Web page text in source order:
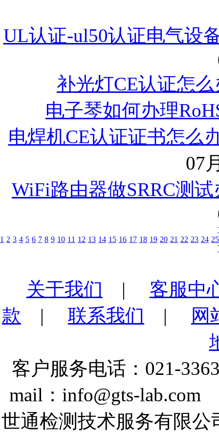
UL认证-ul50认证电气设
补光灯CE认证怎
电子琴如何办理
电焊机CE认证证书怎么
07
WiFi路由器做SRRC测
1 2 3 4 5 6 7 8 9 10 11 12 13 14 15 16 17 18 19 20 21 22 23 24 25
关于我们 | 客服中
款 | 联系我们 |
网
客户服务电话：021-
mail：info@gts-
世通检测技术服务有限